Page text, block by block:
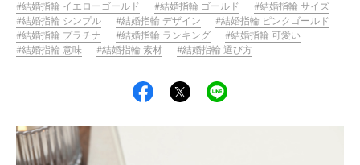
結婚指輪 イエローゴールド
結婚指輪 ゴールド
結婚指輪 サイズ
結婚指輪 シンプル
結婚指輪 デザイン
結婚指輪 ピンクゴールド
結婚指輪 プラチナ
結婚指輪 ランキング
結婚指輪 可愛い
結婚指輪 意味
結婚指輪 素材 結婚指輪 選び方